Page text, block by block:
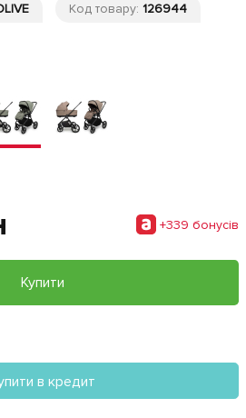
Код товару: 126944
+339 бонусiв
Купити
в кредит